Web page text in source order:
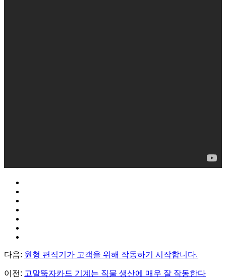
다음: 원형 편직기가 고객을 위해 작동하기 시작합니다.
이전: 고말뚝자카드 기계는 직물 생산에 매우 잘 작동한다